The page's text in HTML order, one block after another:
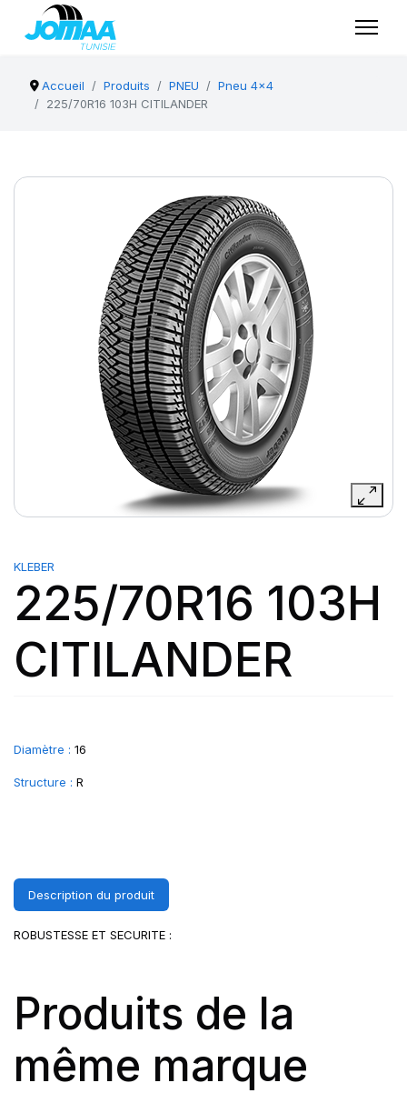
Accueil Produits PNEU
Pneu 4x4
225/70R16 103H CITILANDER
KLEBER
225/70R16 103H
CITILANDER
Diamètre : 16
Structure : R
Description du produit
ROBUSTESSE ET SECURITE :
Produits de la
même marque